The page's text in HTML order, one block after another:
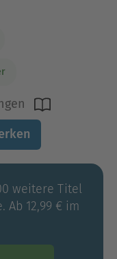
weitere Titel
Ab 12,99 € im